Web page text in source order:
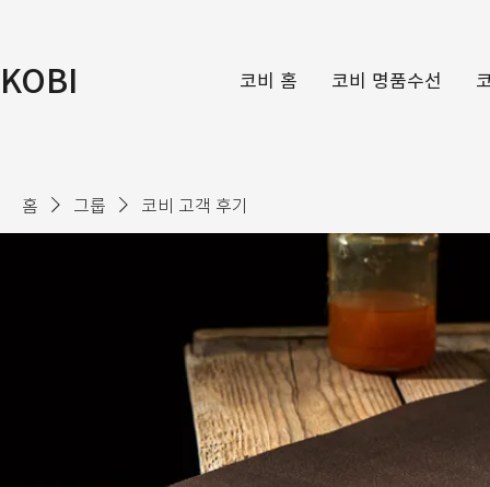
KOBI 코비 홈 코비 명품수선
홈 그룹 코비 고객 후기